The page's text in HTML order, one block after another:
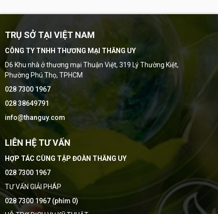
TRỤ SỞ TẠI VIỆT NAM
CÔNG TY TNHH THƯƠNG MẠI THĂNG UY
D6 Khu nhà ở thương mại Thuận Việt, 319 Lý Thường Kiệt,
Phường Phú Thọ, TPHCM
028 7300 1967
028 38649791
info@thanguy.com
LIÊN HỆ TƯ VẤN
HỢP TÁC CÙNG TẬP ĐOÀN THĂNG UY
028 7300 1967
TƯ VẤN GIẢI PHÁP
028 7300 1967 (phím 0)